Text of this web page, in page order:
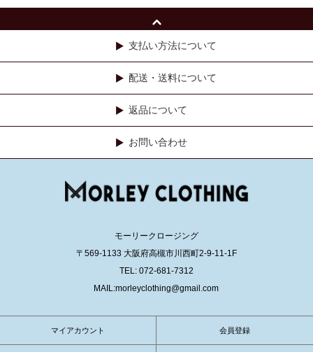
支払い方法について
配送・送料について
返品について
お問い合わせ
モーリークロージング
〒569-1133 大阪府高槻市川西町2-9-11-1F
TEL: 072-681-7312
MAIL:morleyclothing@gmail.com
マイアカウント 会員登録